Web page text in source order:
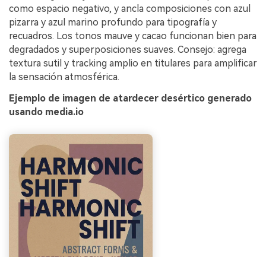
como espacio negativo, y ancla composiciones con azul
pizarra y azul marino profundo para tipografía y
recuadros. Los tonos mauve y cacao funcionan bien para
degradados y superposiciones suaves. Consejo: agrega
textura sutil y tracking amplio en titulares para amplificar
la sensación atmosférica.
Ejemplo de imagen de atardecer desértico generado
usando media.io